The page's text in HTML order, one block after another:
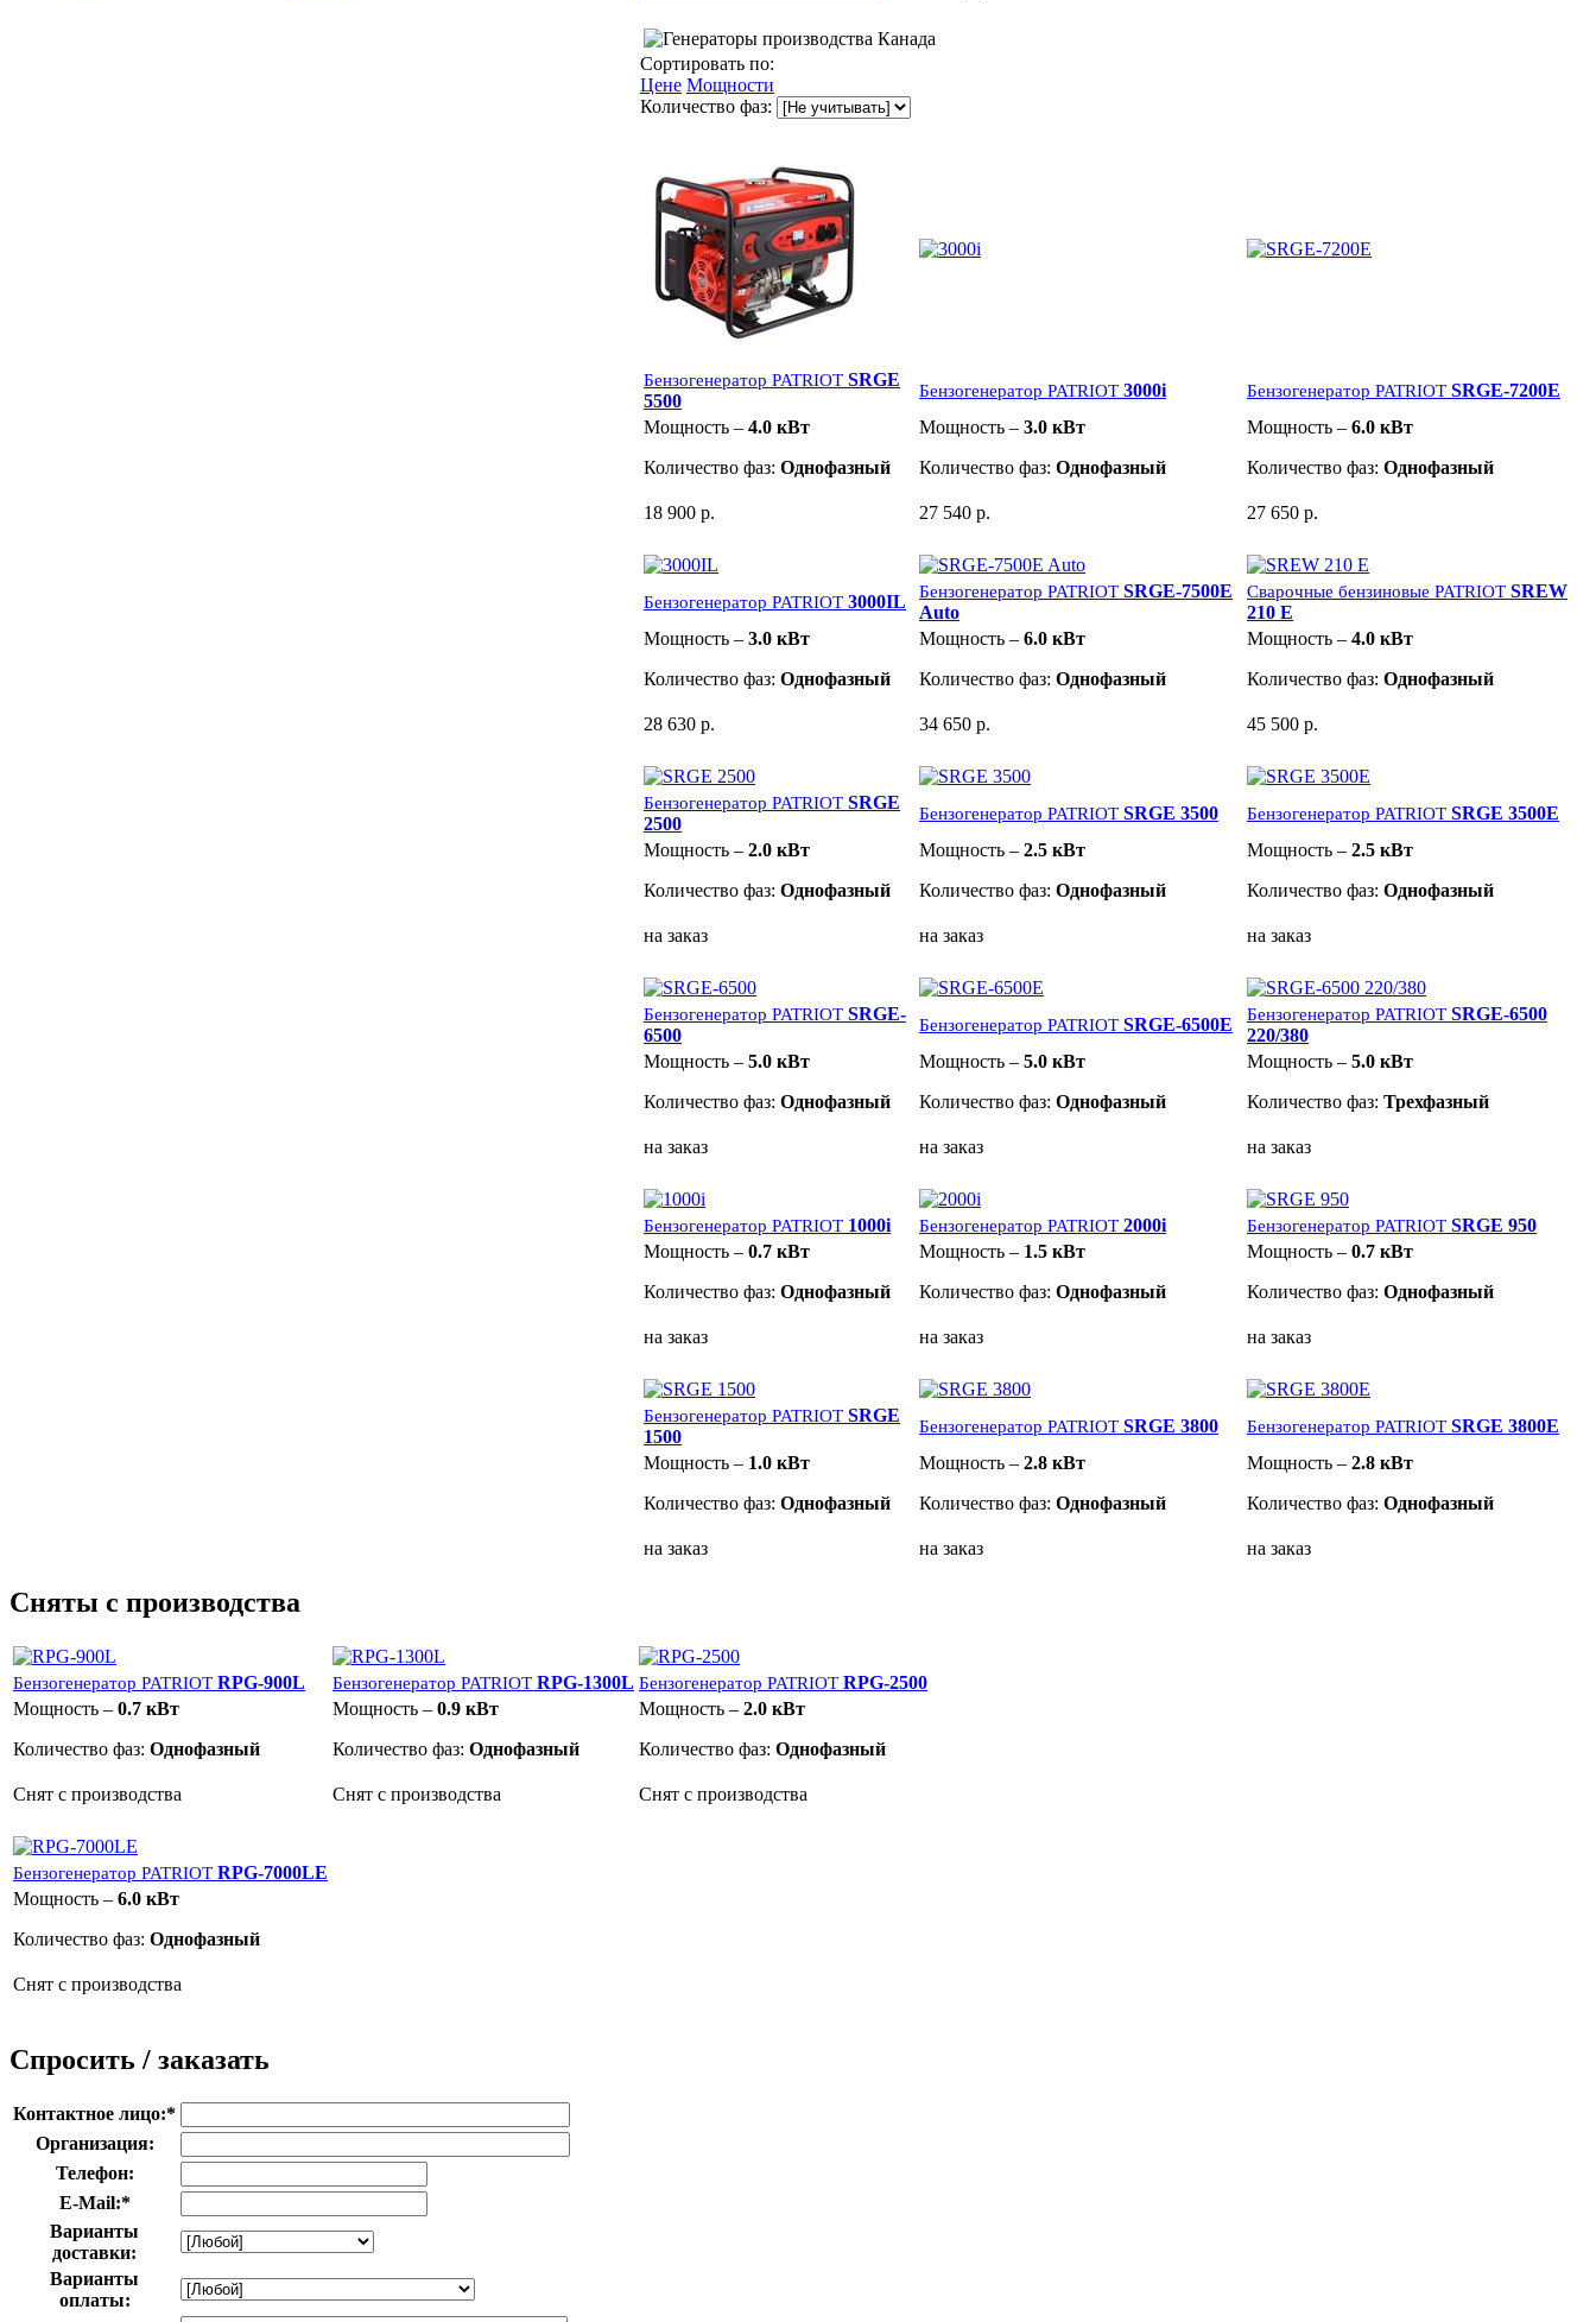
Сортировать по:
Цене Мощности
Количество фаз:
Бензогенератор PATRIOT SRGE
5500
Бензогенератор PATRIOT 3000i Бензогенератор PATRIOT SRGE-7200E
Мощность – 4.0 кВт
Количество фаз: Однофазный
Мощность – 3.0 кВт
Количество фаз: Однофазный
Мощность – 6.0 кВт
Количество фаз: Однофазный
18 900 р. 27 540 р. 27 650 р.
Бензогенератор PATRIOT 3000IL Бензогенератор PATRIOT SRGE-7500E
Auto
Сварочные бензиновые PATRIOT SREW
210 E
Мощность – 3.0 кВт
Количество фаз: Однофазный
Мощность – 6.0 кВт
Количество фаз: Однофазный
Мощность – 4.0 кВт
Количество фаз: Однофазный
28 630 р. 34 650 р. 45 500 р.
Бензогенератор PATRIOT SRGE
2500
Бензогенератор PATRIOT SRGE 3500 Бензогенератор PATRIOT SRGE 3500E
Мощность – 2.0 кВт
Количество фаз: Однофазный
Мощность – 2.5 кВт
Количество фаз: Однофазный
Мощность – 2.5 кВт
Количество фаз: Однофазный
на заказ на заказ на заказ
Бензогенератор PATRIOT SRGE-
6500
Бензогенератор PATRIOT SRGE-6500E Бензогенератор PATRIOT SRGE-6500
220/380
Мощность – 5.0 кВт
Количество фаз: Однофазный
Мощность – 5.0 кВт
Количество фаз: Однофазный
Мощность – 5.0 кВт
Количество фаз: Трехфазный
на заказ на заказ на заказ
Бензогенератор PATRIOT 1000i Бензогенератор PATRIOT 2000i Бензогенератор PATRIOT SRGE 950
Мощность – 0.7 кВт
Количество фаз: Однофазный
Мощность – 1.5 кВт
Количество фаз: Однофазный
Мощность – 0.7 кВт
Количество фаз: Однофазный
на заказ на заказ на заказ
Бензогенератор PATRIOT SRGE
1500
Бензогенератор PATRIOT SRGE 3800 Бензогенератор PATRIOT SRGE 3800E
Мощность – 1.0 кВт
Количество фаз: Однофазный
Мощность – 2.8 кВт
Количество фаз: Однофазный
Мощность – 2.8 кВт
Количество фаз: Однофазный
на заказ на заказ на заказ
Сняты с производства
Бензогенератор PATRIOT RPG-900L Бензогенератор PATRIOT RPG-1300L Бензогенератор PATRIOT RPG-2500
Мощность – 0.7 кВт
Количество фаз: Однофазный
Мощность – 0.9 кВт
Количество фаз: Однофазный
Мощность – 2.0 кВт
Количество фаз: Однофазный
Снят с производства Снят с производства Снят с производства
Бензогенератор PATRIOT RPG-7000LE
Мощность – 6.0 кВт
Количество фаз: Однофазный
Снят с производства
Спросить / заказать
Контактное лицо:*
Организация:
Телефон:
E-Mail:*
Варианты
доставки:
Варианты
оплаты: